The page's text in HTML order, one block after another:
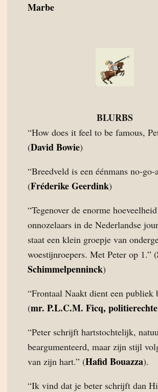
Marbe
BLURBS
“How does it feel to be famous,
(David Bowie)
“Breedveld is een éénmans no-go-
(Fréderike Geerdink)
“Tegenover de enorme hoeveelheid
onnozelaars in de Nederlandse
staat een klein groepje van
woestijnroepers. Met Peter op 1.” (
Schimmelpenninck)
“Frontaal Naakt dient een publiek
(mr. P.L.C.M. Ficq,
“Peter schrijft hartstochtelijk,
beargumenteerd, maar zijn stijl
van zijn hart.” (Hafid Bouazza).
“Ik vind dat je beter schrijft dan